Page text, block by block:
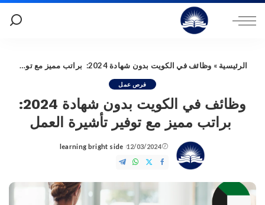
الرئيسية » وظائف في الكويت بدون شهادة 2024: براتب مميز مع توفير تأشيرة العمل
فرص عمل
وظائف في الكويت بدون شهادة 2024:
براتب مميز مع توفير تأشيرة العمل
12/03/2024
Posted
by
learning bright side